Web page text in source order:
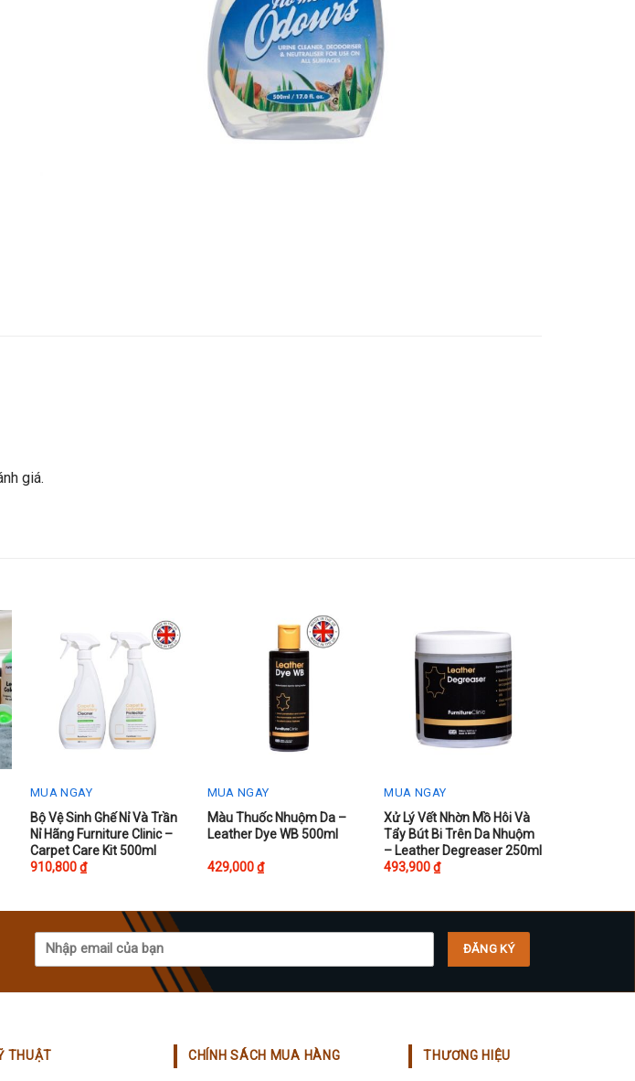
giá.
MUA NGAY
Bộ Vệ Sinh Ghế Nỉ Và Trần
Nỉ Hãng Furniture Clinic –
Carpet Care Kit 500ml
910,800₫
MUA NGAY
Màu Thuốc Nhuộm Da –
Leather Dye WB 500ml
429,000₫
MUA NGAY
Xử Lý Vết Nhờn Mồ Hôi Và
Tẩy Bút Bi Trên Da Nhuộm
– Leather Degreaser 250ml
493,900₫
THUẬT CHÍNH SÁCH MUA HÀNG THƯƠNG HIỆU